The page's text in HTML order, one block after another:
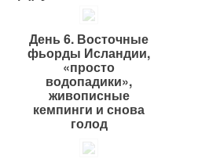
День 6. Восточные
фьорды Исландии,
«просто
водопадики»,
живописные
кемпинги и снова
голод